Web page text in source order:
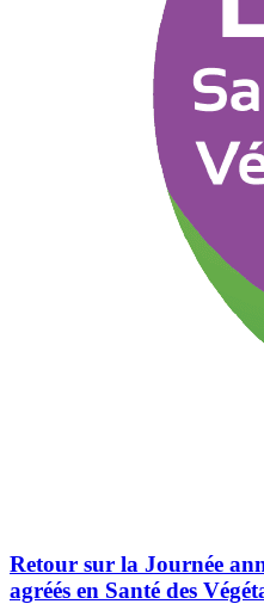
Retour sur la Journée
agréés en Santé des